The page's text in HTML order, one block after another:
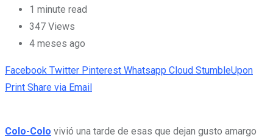
1 minute read
347 Views
4 meses ago
Facebook Twitter Pinterest Whatsapp Cloud StumbleUpon
Print Share via Email
Colo-Colo vivió una tarde de esas que dejan gusto amargo